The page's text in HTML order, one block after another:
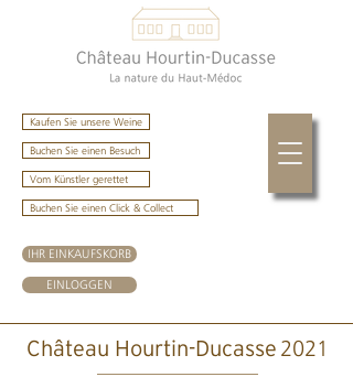
Kaufen Sie unsere Weine
Buchen Sie einen Besuch
Vom Künstler gerettet
IHR EINKAUFSKORB
Buchen Sie einen Click & Collect
EINLOGGEN
Château Hourtin-Ducasse 2021